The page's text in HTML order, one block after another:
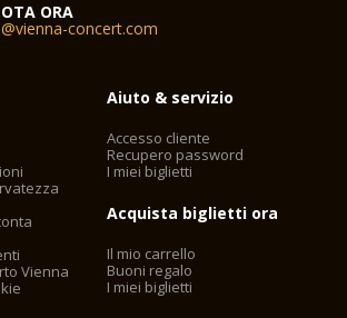
ORA
concert.com
Vienna
Aiuto & servizio
Accesso cliente
Recupero password
I miei biglietti
Acquista biglietti ora
Il mio carrello
Buoni regalo
I miei biglietti